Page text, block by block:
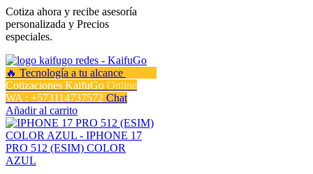
Cotiza ahora y recibe asesoría
personalizada y Precios
especiales.
Cotizaciones KaifuGo Online
WA : +573114737572 Chat
Añadir al carrito